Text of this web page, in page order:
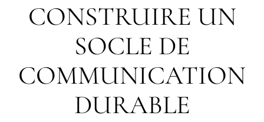
CONSTRUIRE UN
SOCLE DE
COMMUNICATION
DURABLE